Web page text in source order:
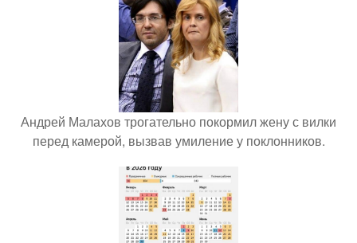
Андрей Малахов трогательно покормил жену с вилки
перед камерой, вызвав умиление у поклонников.